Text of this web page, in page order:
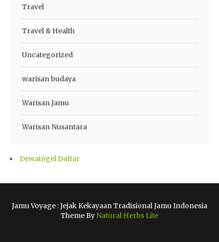
Travel
Travel & Health
Uncategorized
warisan budaya
Warisan Jamu
Warisan Nusantara
Dewatogel Daftar
Jamu Voyage : Jejak Kekayaan Tradisional Jamu Indonesia
Theme By Natural Herbs Lite